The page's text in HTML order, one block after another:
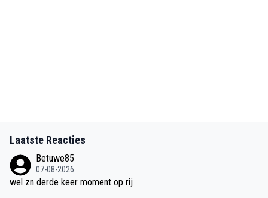
Laatste Reacties
Betuwe85
07-08-2026
wel zn derde keer moment op rij